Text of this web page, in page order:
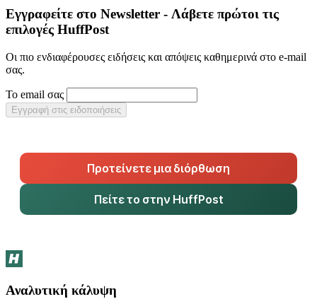
Εγγραφείτε στο Newsletter - Λάβετε πρώτοι τις
επιλογές HuffPost
Οι πιο ενδιαφέρουσες ειδήσεις και απόψεις καθημερινά στο e-mail
σας.
Το email σας
Εγγραφή στις ειδοποιήσεις
Προτείνετε μια διόρθωση
Πείτε το στην HuffPost
Αναλυτική κάλυψη